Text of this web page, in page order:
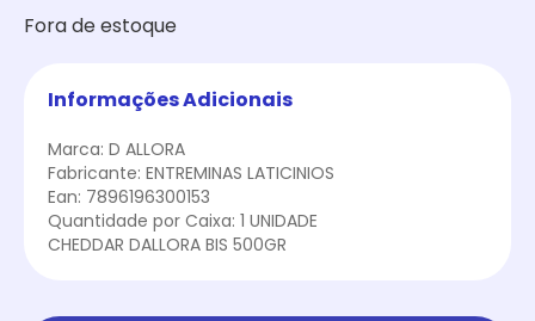
Fora de estoque
Informações Adicionais
Marca: D ALLORA
Fabricante: ENTREMINAS LATICINIOS
Ean: 7896196300153
Quantidade por Caixa: 1 UNIDADE
CHEDDAR DALLORA BIS 500GR